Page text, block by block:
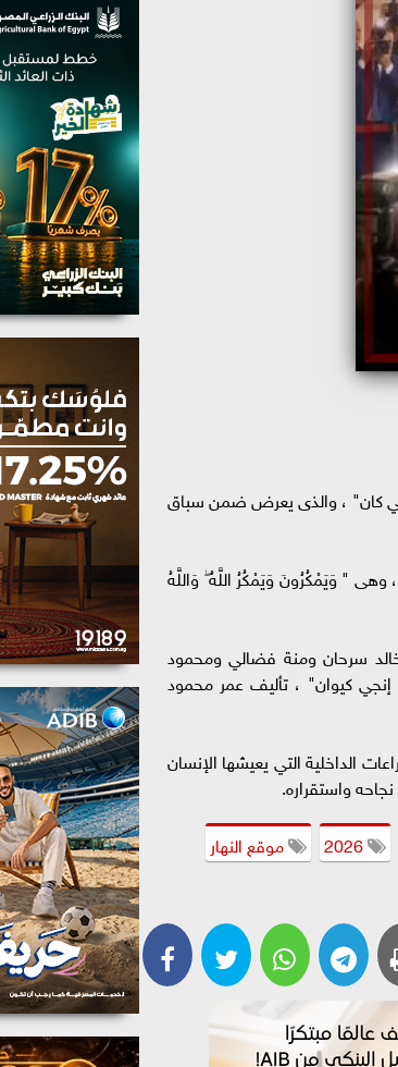
كان" ، والذى يعرض ضمن سباق
" وَيَمْكُرُونَ وَيَمْكُرُ اللَّهُ ۖ وَاللَّهُ
سرحان ومنة فضالي ومحمود
كيوان" ، تأليف عمر محمود
الداخلية التي يعيشها الإنسان
واستقراره.
2026
موقع النهار